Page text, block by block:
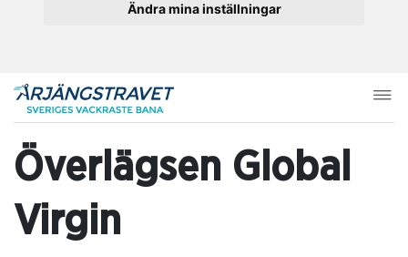
Ändra mina inställningar
Överlägsen Global
Virgin